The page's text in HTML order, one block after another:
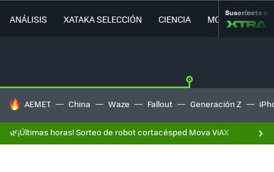
ANÁLISIS XATAKA SELECCIÓN CIENCIA MOVILIDAD
Suscríbete a
HOY SE HABLA DE
AEMET China Waze Fallout Generación Z
🌿¡Últimas horas! Sorteo de robot cortacésped Mova ViAX